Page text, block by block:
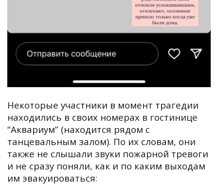
Некоторые участники в момент трагедии
находились в своих номерах в гостинице
“Аквариум” (находится рядом с
танцевальным залом). По их словам, они
также не слышали звуки пожарной тревоги
и не сразу поняли, как и по каким выходам
им эвакуироваться: